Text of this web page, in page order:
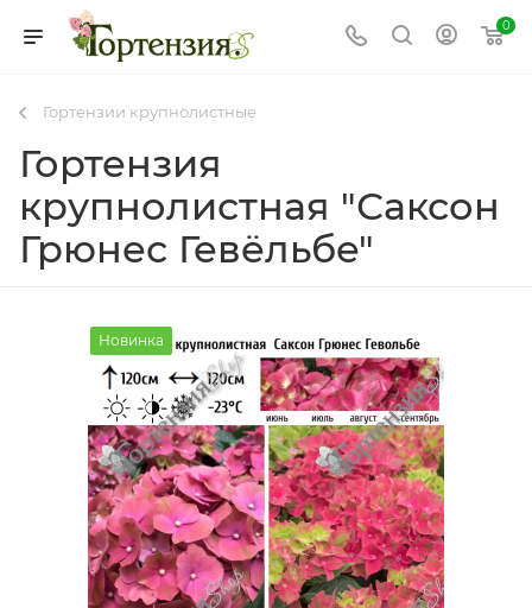
0
Гортензии крупнолистные
Гортензия
крупнолистная "Саксон
Грюнес Гевёльбе"
Новинка